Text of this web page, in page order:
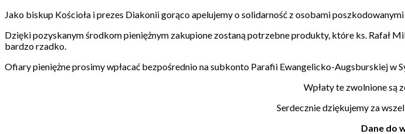
Jako biskup Kościoła i prezes Diakonii gorąco apelujemy o solidarność z osobami
Dzięki pozyskanym środkom pieniężnym zakupione zostaną potrzebne produkty, które ks. Rafał
bardzo rzadko.
Ofiary pieniężne prosimy wpłacać bezpośrednio na subkonto Parafii Ewangelicko-Augsburskiej w
Wpłaty te zwolnione są
Serdecznie dziękujemy za
Dane do